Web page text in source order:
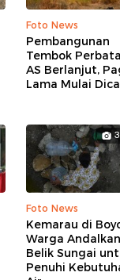
Foto News
Pembangunan
Tembok
AS Berlanjut,
Lama Mulai
Foto News
Kemarau di
Warga Andalkan
Belik Sungai
Penuhi